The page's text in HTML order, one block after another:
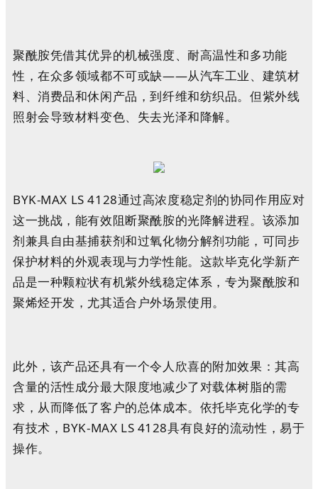
聚酰胺凭借其优异的机械强度、耐高温性和多功能
性，在众多领域都不可或缺——从汽车工业、建筑材
料、消费品和休闲产品，到纤维和纺织品。但紫外线
照射会导致材料变色、失去光泽和降解。
BYK-MAX LS 4128通过高浓度稳定剂的协同作用应对
这一挑战，能有效阻断聚酰胺的光降解进程。该添加
剂兼具自由基捕获剂和过氧化物分解剂功能，可同步
保护材料的外观表现与力学性能。这款毕克化学新产
品是一种颗粒状有机紫外线稳定体系，专为聚酰胺和
聚烯烃开发，尤其适合户外场景使用。
此外，该产品还具有一个令人欣喜的附加效果：其高
含量的活性成分最大限度地减少了对载体树脂的需
求，从而降低了客户的总体成本。依托毕克化学的专
有技术，BYK-MAX LS 4128具有良好的流动性，易于
操作。